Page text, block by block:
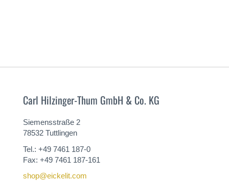
Carl Hilzinger-Thum GmbH & Co. KG
Siemensstraße 2
78532 Tuttlingen
Tel.: +49 7461 187-0
Fax: +49 7461 187-161
shop@eickelit.com